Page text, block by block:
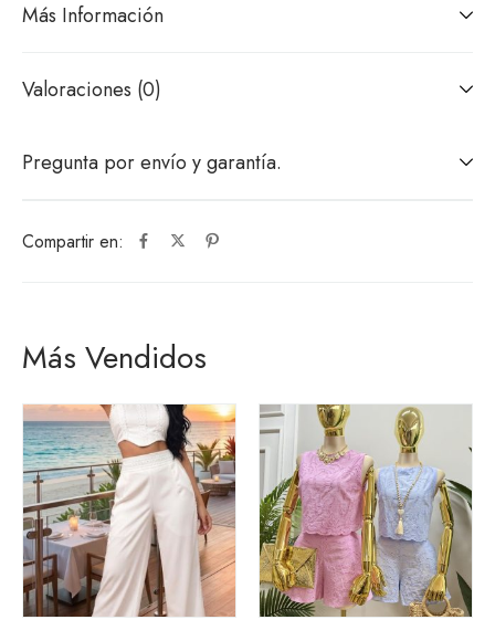
Compartir en:
Más Información
Valoraciones (0)
Pregunta por envío y garantía.
Más Vendidos